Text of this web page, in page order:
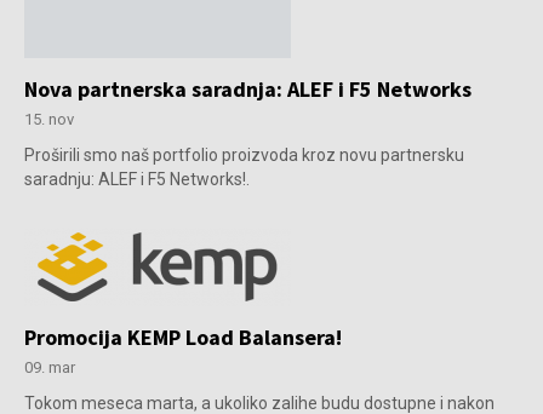
Nova partnerska saradnja: ALEF i F5 Networks
15. nov
Proširili smo naš portfolio proizvoda kroz novu partnersku
saradnju: ALEF i F5 Networks!.
Promocija KEMP Load Balansera!
09. mar
Tokom meseca marta, a ukoliko zalihe budu dostupne i nakon